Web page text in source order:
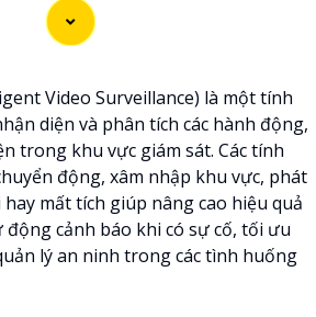
Video Surveillance) là một tính
diện và phân tích các hành động,
trong khu vực giám sát. Các tính
động, xâm nhập khu vực, phát
mất tích giúp nâng cao hiệu quả
động cảnh báo khi có sự cố, tối ưu
lý an ninh trong các tình huống